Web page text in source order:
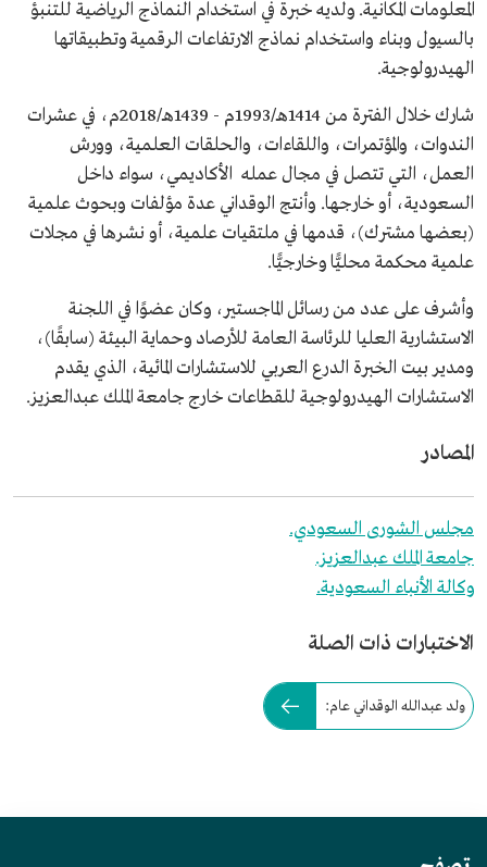
المعلومات المكانية. ولديه خبرة في استخدام النماذج الرياضية للتنبؤ
بالسيول وبناء واستخدام نماذج الارتفاعات الرقمية وتطبيقاتها
الهيدرولوجية.
شارك خلال الفترة من 1414هـ/1993م - 1439هـ/2018م، في عشرات
الندوات، والمؤتمرات، واللقاءات، والحلقات العلمية، وورش
العمل، التي تتصل في مجال عمله الأكاديمي، سواء داخل
السعودية، أو خارجها. وأنتج الوقداني عدة مؤلفات وبحوث علمية
(بعضها مشترك)، قدمها في ملتقيات علمية، أو نشرها في مجلات
علمية محكمة محليًّا وخارجيًّا.
وأشرف على عدد من رسائل الماجستير، وكان عضوًا في اللجنة
الاستشارية العليا للرئاسة العامة للأرصاد وحماية البيئة (سابقًا)،
ومدير بيت الخبرة الدرع العربي للاستشارات المائية، الذي يقدم
الاستشارات الهيدرولوجية للقطاعات خارج جامعة الملك عبدالعزيز.
المصادر
مجلس الشورى السعودي.
جامعة الملك عبدالعزيز.
وكالة الأنباء السعودية.
الاختبارات ذات الصلة
ولد عبدالله الوقداني عام: